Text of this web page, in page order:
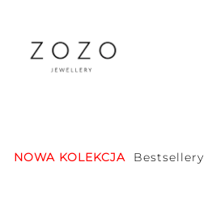
NOWA KOLEKCJA Bestsellery